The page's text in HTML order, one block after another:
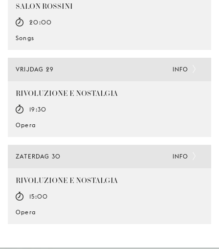
SALON ROSSINI
20:00
Songs
VRIJDAG 29
RIVOLUZIONE E NOSTALGIA
19:30
Opera
INFO
ZATERDAG 30
RIVOLUZIONE E NOSTALGIA
15:00
Opera
INFO